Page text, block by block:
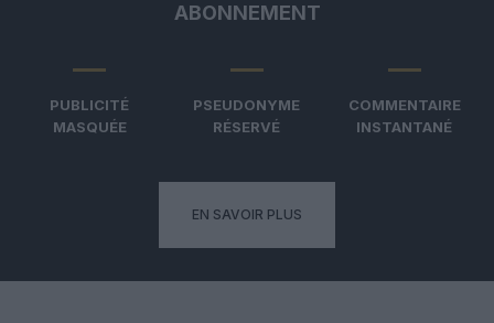
ABONNEMENT
PUBLICITÉ
MASQUÉE
PSEUDONYME
RÉSERVÉ
COMMENTAIRE
INSTANTANÉ
EN SAVOIR PLUS